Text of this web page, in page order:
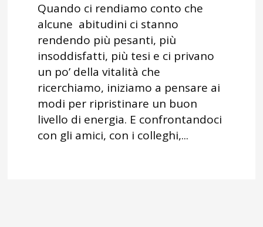
Quando ci rendiamo conto che
alcune abitudini ci stanno
rendendo più pesanti, più
insoddisfatti, più tesi e ci privano
un po’ della vitalità che
ricerchiamo, iniziamo a pensare ai
modi per ripristinare un buon
livello di energia. E confrontandoci
con gli amici, con i colleghi,...